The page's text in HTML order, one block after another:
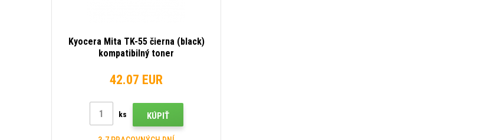
Kyocera Mita TK-55 čierna (black)
kompatibilný toner
42.07 EUR
ks KÚPIŤ